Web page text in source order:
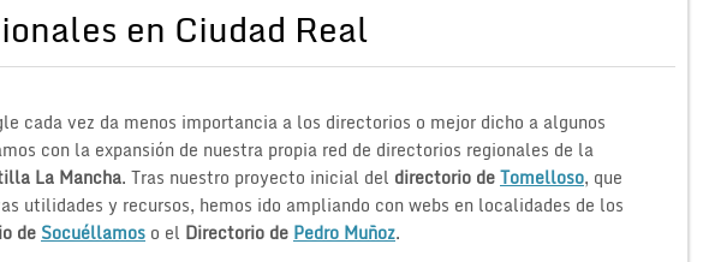
en Ciudad Real
cada vez da menos importancia a los directorios o mejor dicho a algunos
con la expansión de nuestra propia red de directorios regionales de la
La Mancha. Tras nuestro proyecto inicial del directorio deTomelloso, que
utilidades y recursos, hemos ido ampliando con webs en localidades de los
de Socuéllamos o el Directorio de Pedro Muñoz.